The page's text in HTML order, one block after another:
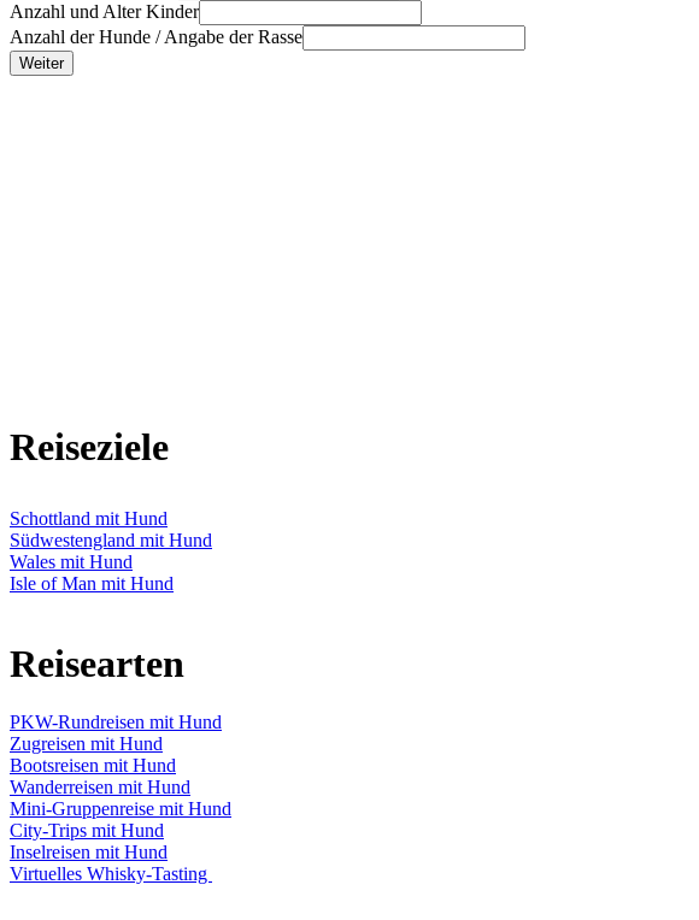
Anzahl und Alter Kinder
Anzahl der Hunde / Angabe der Rasse
Weiter
Reiseziele
Schottland mit Hund
Südwestengland mit Hund
Wales mit Hund
Isle of Man mit Hund
Reisearten
PKW-Rundreisen mit Hund
Zugreisen mit Hund
Bootsreisen mit Hund
Wanderreisen mit Hund
Mini-Gruppenreise mit Hund
City-Trips mit Hund
Inselreisen mit Hund
Virtuelles Whisky-Tasting